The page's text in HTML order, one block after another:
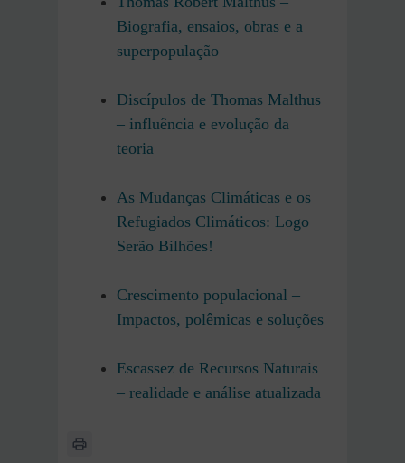
Biografia, ensaios, obras e a
superpopulação
Discípulos de Thomas Malthus
– influência e evolução da
teoria
As Mudanças Climáticas e os
Refugiados Climáticos: Logo
Serão Bilhões!
Crescimento populacional –
Impactos, polêmicas e soluções
Escassez de Recursos Naturais
– realidade e análise atualizada